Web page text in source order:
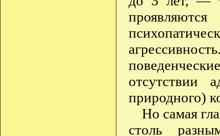
отсутствии
природного)
Но самая
столь